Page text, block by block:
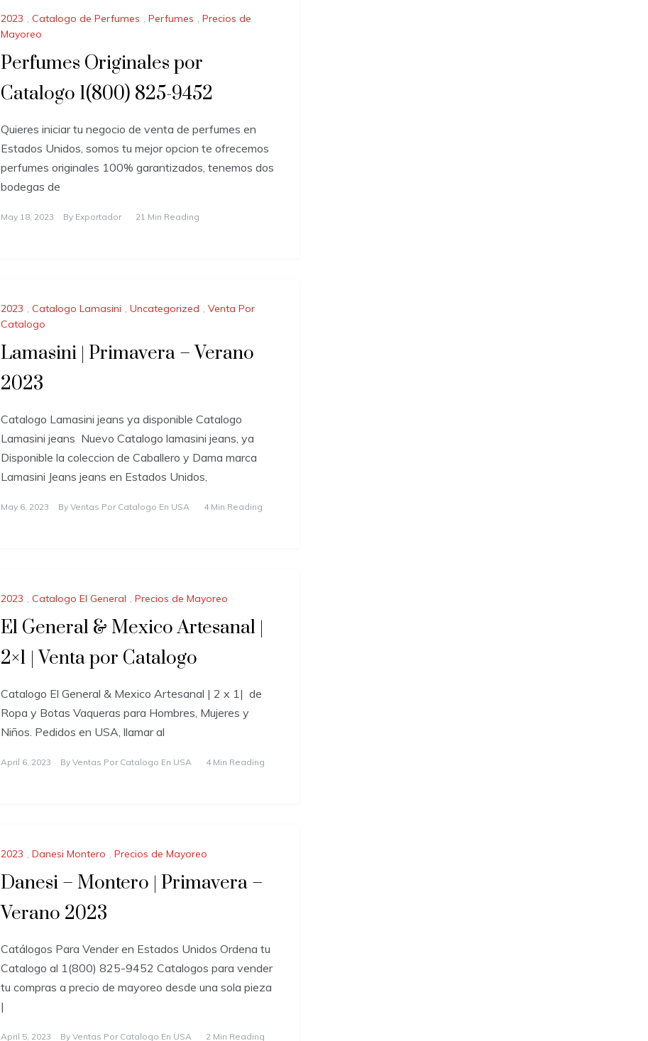
2023 , Catalogo de Perfumes , Perfumes , Precios de
Mayoreo
Perfumes Originales por
Catalogo 1(800) 825-9452
Quieres iniciar tu negocio de venta de perfumes en
Estados Unidos, somos tu mejor opcion te ofrecemos
perfumes originales 100% garantizados, tenemos dos
bodegas de
May 18, 2023 By Exportador 21 Min Reading
2023 , Catalogo Lamasini , Uncategorized , Venta Por
Catalogo
Lamasini | Primavera – Verano
2023
Catalogo Lamasini jeans ya disponible Catalogo
Lamasini jeans Nuevo Catalogo lamasini jeans, ya
Disponible la coleccion de Caballero y Dama marca
Lamasini Jeans jeans en Estados Unidos,
May 6, 2023 By Ventas Por Catalogo En USA 4 Min Reading
2023 , Catalogo El General , Precios de Mayoreo
El General & Mexico Artesanal |
2×1 | Venta por Catalogo
Catalogo El General & Mexico Artesanal | 2 x 1| de
Ropa y Botas Vaqueras para Hombres, Mujeres y
Niños. Pedidos en USA, llamar al
April 6, 2023 By Ventas Por Catalogo En USA 4 Min Reading
2023 , Danesi Montero , Precios de Mayoreo
Danesi – Montero | Primavera –
Verano 2023
Catálogos Para Vender en Estados Unidos Ordena tu
Catalogo al 1(800) 825-9452 Catalogos para vender
tu compras a precio de mayoreo desde una sola pieza
|
April 5, 2023 By Ventas Por Catalogo En USA 2 Min Reading